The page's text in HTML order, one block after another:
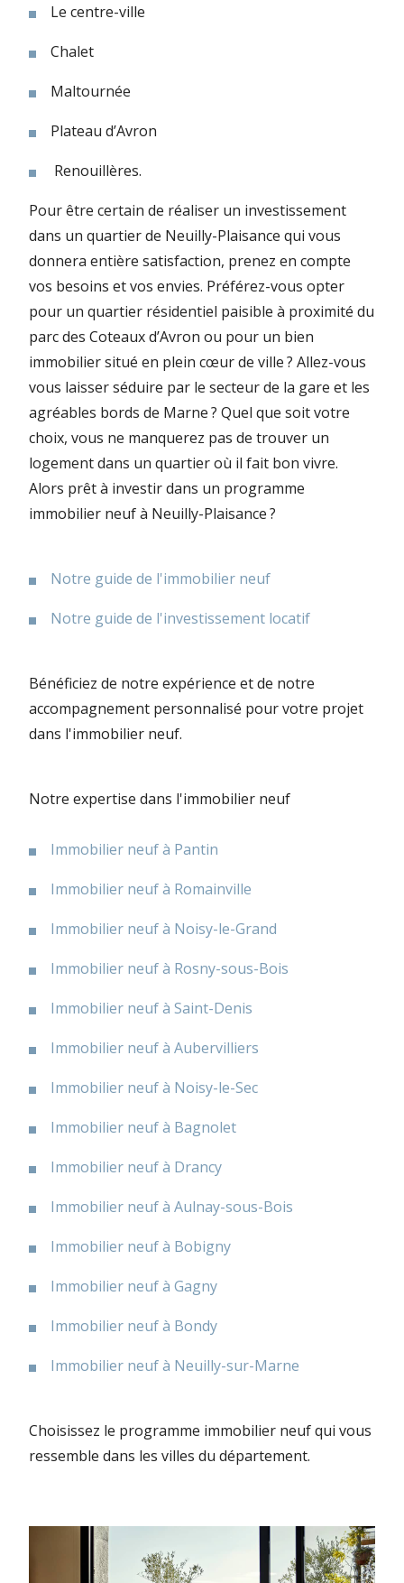
Le centre-ville
Chalet
Maltournée
Plateau d’Avron
Renouillères.
Pour être certain de réaliser un investissement
dans un quartier de Neuilly-Plaisance qui vous
donnera entière satisfaction, prenez en compte
vos besoins et vos envies. Préférez-vous opter
pour un quartier résidentiel paisible à proximité du
parc des Coteaux d’Avron ou pour un bien
immobilier situé en plein cœur de ville ? Allez-vous
vous laisser séduire par le secteur de la gare et les
agréables bords de Marne ? Quel que soit votre
choix, vous ne manquerez pas de trouver un
logement dans un quartier où il fait bon vivre.
Alors prêt à investir dans un programme
immobilier neuf à Neuilly-Plaisance ?
Notre guide de l'immobilier neuf
Notre guide de l'investissement locatif
Bénéficiez de notre expérience et de notre
accompagnement personnalisé pour votre projet
dans l'immobilier neuf.
Notre expertise dans l'immobilier neuf
Immobilier neuf à Pantin
Immobilier neuf à Romainville
Immobilier neuf à Noisy-le-Grand
Immobilier neuf à Rosny-sous-Bois
Immobilier neuf à Saint-Denis
Immobilier neuf à Aubervilliers
Immobilier neuf à Noisy-le-Sec
Immobilier neuf à Bagnolet
Immobilier neuf à Drancy
Immobilier neuf à Aulnay-sous-Bois
Immobilier neuf à Bobigny
Immobilier neuf à Gagny
Immobilier neuf à Bondy
Immobilier neuf à Neuilly-sur-Marne
Choisissez le programme immobilier neuf qui vous
ressemble dans les villes du département.